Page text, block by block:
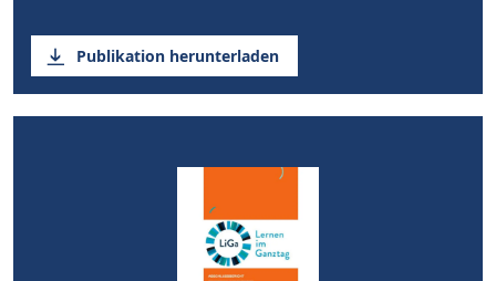
Publikation herunterladen